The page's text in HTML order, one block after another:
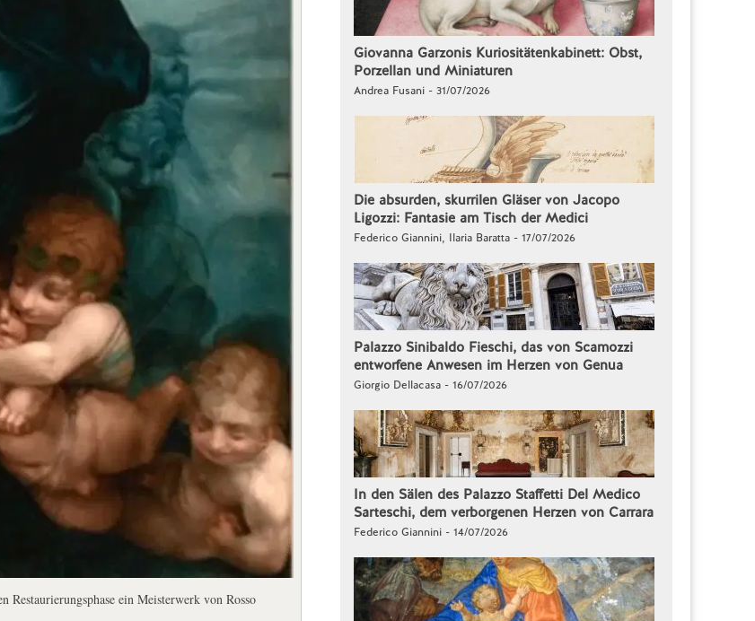
ein Meisterwerk von Rosso
Giovanna Garzonis Kuriositätenkabinett: Obst,
Porzellan und Miniaturen
Andrea Fusani - 31/07/2026
Die absurden, skurrilen Gläser von Jacopo
Ligozzi: Fantasie am Tisch der Medici
Federico Giannini, Ilaria Baratta - 17/07/2026
Palazzo Sinibaldo Fieschi, das von Scamozzi
entworfene Anwesen im Herzen von Genua
Giorgio Dellacasa - 16/07/2026
In den Sälen des Palazzo Staffetti Del Medico
Sarteschi, dem verborgenen Herzen von Carrara
Federico Giannini - 14/07/2026